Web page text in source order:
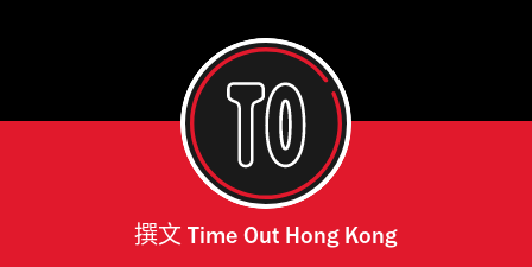
撰文 Time Out Hong Kong